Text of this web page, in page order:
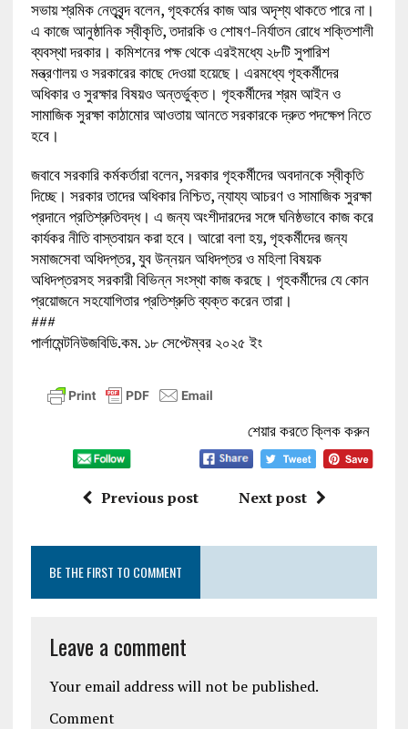
সভায় শ্রমিক নেতৃবৃন্দ বলেন, গৃহকর্মের কাজ আর অদৃশ্য থাকতে পারে না।
এ কাজে আনুষ্ঠানিক স্বীকৃতি, তদারকি ও শোষণ-নির্যাতন রোধে শক্তিশালী
ব্যবস্থা দরকার। কমিশনের পক্ষ থেকে এরইমধ্যে ২৮টি সুপারিশ
মন্ত্রণালয় ও সরকারের কাছে দেওয়া হয়েছে। এরমধ্যে গৃহকর্মীদের
অধিকার ও সুরক্ষার বিষয়ও অন্তর্ভুক্ত। গৃহকর্মীদের শ্রম আইন ও
সামাজিক সুরক্ষা কাঠামোর আওতায় আনতে সরকারকে দ্রুত পদক্ষেপ নিতে
হবে।
জবাবে সরকারি কর্মকর্তারা বলেন, সরকার গৃহকর্মীদের অবদানকে স্বীকৃতি
দিচ্ছে। সরকার তাদের অধিকার নিশ্চিত, ন্যায্য আচরণ ও সামাজিক সুরক্ষা
প্রদানে প্রতিশ্রুতিবদ্ধ। এ জন্য অংশীদারদের সঙ্গে ঘনিষ্ঠভাবে কাজ করে
কার্যকর নীতি বাস্তবায়ন করা হবে। আরো বলা হয়, গৃহকর্মীদের জন্য
সমাজসেবা অধিদপ্তর, যুব উন্নয়ন অধিদপ্তর ও মহিলা বিষয়ক
অধিদপ্তরসহ সরকারী বিভিন্ন সংস্থা কাজ করছে। গৃহকর্মীদের যে কোন
প্রয়োজনে সহযোগিতার প্রতিশ্রুতি ব্যক্ত করেন তারা।
###
পার্লামেন্টনিউজবিডি.কম. ১৮ সেপ্টেম্বর ২০২৫ ইং
শেয়ার করতে ক্লিক করুন
Previous post Next post
BE THE FIRST TO COMMENT
Leave a comment
Your email address will not be published.
Comment